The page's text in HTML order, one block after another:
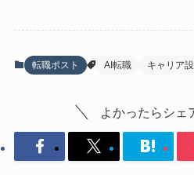
転職ポスト AI転職 キャリア
よかったらシェ